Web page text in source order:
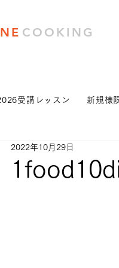
COOKING
受講レッスン 新規様
2022年10月29日